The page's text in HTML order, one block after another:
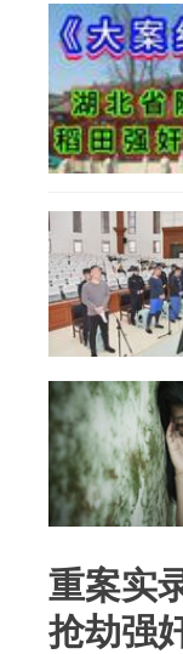
重案实录——狗王 湖
抢劫强